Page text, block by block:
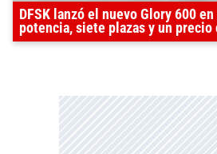
DFSK lanzó el nuevo Glory 600
potencia, siete plazas y un